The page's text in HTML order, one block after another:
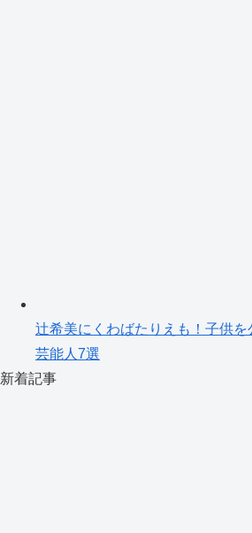
辻希美にくわばたりえも！子供
芸能人7選
新着記事